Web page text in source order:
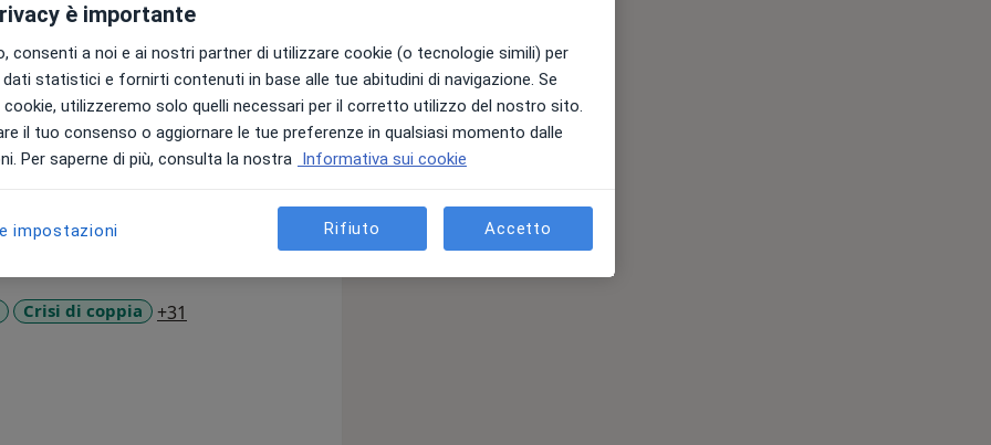
e la mia esperienza lavorativa fino
motivata a dedicarmi al lavoro con
“multiproblematiche”. Negli anni
per il lavoro con i minori e con
a rischio di emarginazione e
Psicologa, Pedagogista
Familiare Sistemica e in
di parola per figli di genitori
mi occupo, come libera
e nei divorzi ad alta
l’obiettivo di prevenire disagi e
mi hanno vista coinvolta in
psicologico, orientamento e
Crisi di coppia +31
è importante
consenti a noi e ai nostri partner di utilizzare cookie (o tecnologie simili) per
statistici e fornirti contenuti in base alle tue abitudini di navigazione. Se
utilizzeremo solo quelli necessari per il corretto utilizzo del nostro sito.
il tuo consenso o aggiornare le tue preferenze in qualsiasi momento dalle
Per saperne di più, consulta la nostra Informativa sui cookie
impostazioni Rifiuto Accetto